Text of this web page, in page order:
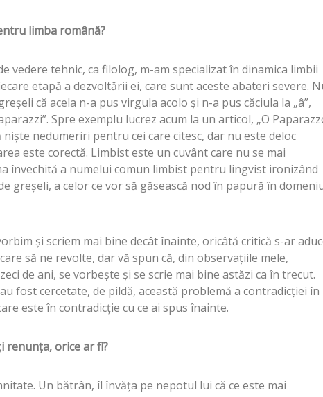
limba română?
vedere tehnic, ca filolog, m-am specializat în dinamica limbii
etapă a dezvoltării ei, care sunt aceste abateri severe.
că acela n-a pus virgula acolo şi n-a pus căciula la „â”,
Spre exemplu lucrez acum la un articol, „O
nişte nedumeriri pentru cei care citesc, dar nu este deloc
este corectă. Limbist este un cuvânt care nu se mai
învechită a numelui comun limbist pentru lingvist ironizând
greşeli, a celor ce vor să găsească nod în papură în
şi scriem mai bine decât înainte, oricâtă critică s-ar
să ne revolte, dar vă spun că, din observaţiile mele,
de ani, se vorbeşte şi se scrie mai bine astăzi ca în trecut.
fost cercetate, de pildă, această problemă a contradicţiei în
este în contradicţie cu ce ai spus înainte.
renunţa, orice ar fi?
Un bătrân, îl învăţa pe nepotul lui că ce este mai